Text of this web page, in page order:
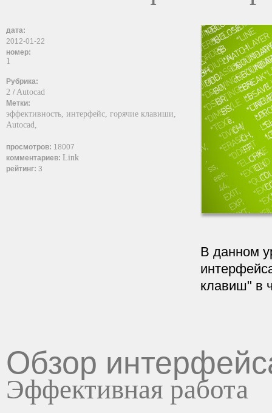
дата:
2012-01-22
номер:
1
Рубрика:
2 / Autocad
Метки:
эффективность, интерфейс, горячие клавиши,
Autocad,
просмотров: 18007
комментариев: Link
рейтинг: 3
В данном
клавиш" в
Обзор
Эффективная работа